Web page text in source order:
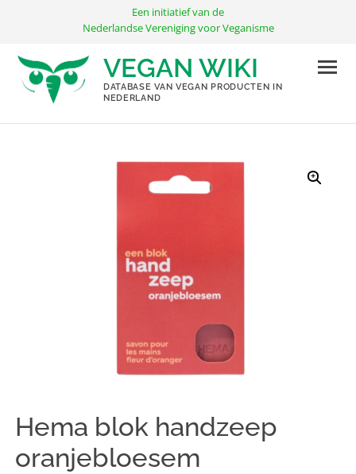
inhoud
Een initiatief van de
Nederlandse Vereniging voor Veganisme
VEGAN WIKI
DATABASE VAN VEGAN PRODUCTEN IN
NEDERLAND
Hema blok handzeep
oranjebloesem